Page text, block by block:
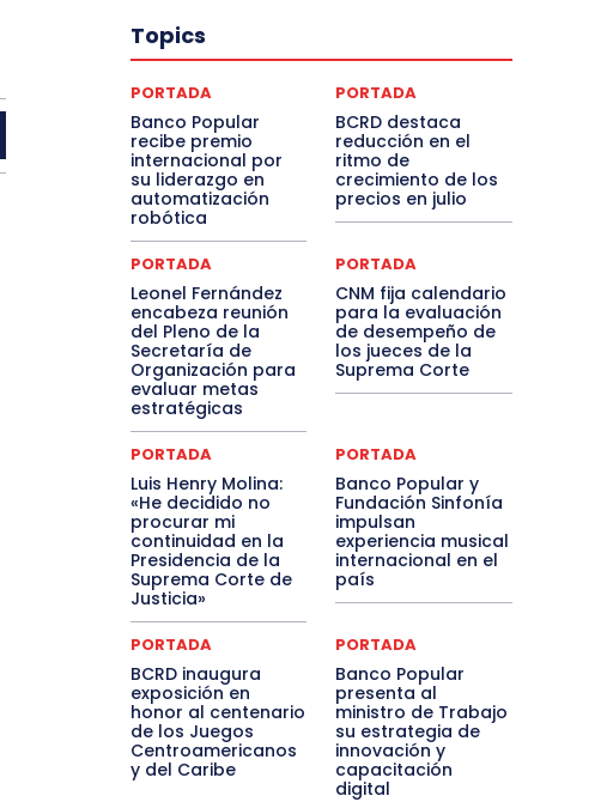
Topics
PORTADA
Banco Popular
recibe premio
internacional por
su liderazgo en
automatización
robótica
PORTADA
BCRD destaca
reducción en el
ritmo de
crecimiento de los
precios en julio
PORTADA
Leonel Fernández
encabeza reunión
del Pleno de la
Secretaría de
Organización para
evaluar metas
estratégicas
PORTADA
CNM fija calendario
para la evaluación
de desempeño de
los jueces de la
Suprema Corte
PORTADA
Luis Henry Molina:
«He decidido no
procurar mi
continuidad en la
Presidencia de la
Suprema Corte de
Justicia»
PORTADA
Banco Popular y
Fundación Sinfonía
impulsan
experiencia musical
internacional en el
país
PORTADA
BCRD inaugura
exposición en
honor al centenario
de los Juegos
Centroamericanos
y del Caribe
PORTADA
Banco Popular
presenta al
ministro de Trabajo
su estrategia de
innovación y
capacitación
digital